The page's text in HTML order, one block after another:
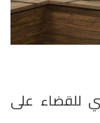
للقضاء على